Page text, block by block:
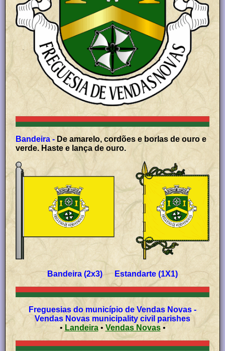
Bandeira - De amarelo, cordões e borlas de ouro e
verde. Haste e lança de ouro.
Bandeira (2x3) Estandarte (1X1)
Freguesias do município de Vendas Novas -
Vendas Novas municipality civil parishes
• Landeira• Vendas Novas•